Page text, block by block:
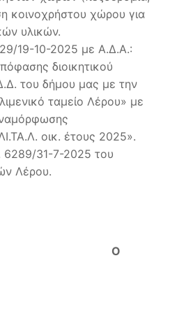
κοινοχρήστου χώρου για
υλικών.
19-10-2025 με Α.Δ.Α.:
διοικητικού
του δήμου μας με την
ταμείο Λέρου» με
οικ. έτους 2025».
6289/31-7-2025 του
Λέρου.